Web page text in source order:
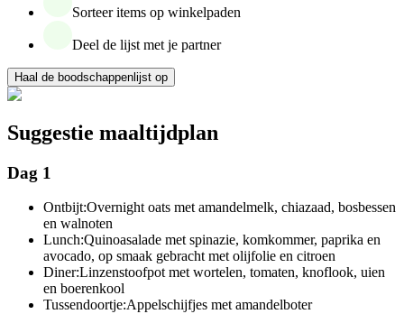
Sorteer items op winkelpaden
Deel de lijst met je partner
Haal de boodschappenlijst op
Suggestie maaltijdplan
Dag 1
Ontbijt:Overnight oats met amandelmelk, chiazaad, bosbessen
en walnoten
Lunch:Quinoasalade met spinazie, komkommer, paprika en
avocado, op smaak gebracht met olijfolie en citroen
Diner:Linzenstoofpot met wortelen, tomaten, knoflook, uien
en boerenkool
Tussendoortje:Appelschijfjes met amandelboter